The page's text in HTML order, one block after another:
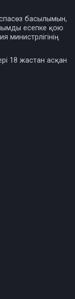
басылымын,
есепке қою
министрлігінің
18 жастан асқан